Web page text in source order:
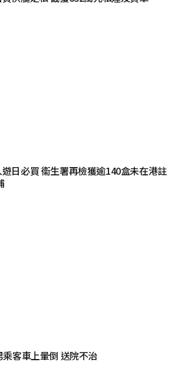
日必買 衞生署再檢獲逾140盒未在港註
客車上暈倒 送院不治